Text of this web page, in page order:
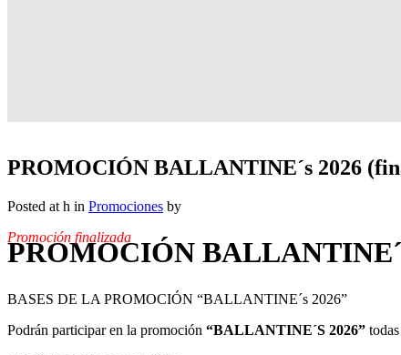
PROMOCIÓN
PROMOCIÓN BALLANTINE´s 2026
Posted at h in Promociones by
Promoción finalizada
BASES DE LA PROMOCIÓN “BALLANTINE´s 2026”
Podrán participar en la promoción “BALLANTINE´S 2026”